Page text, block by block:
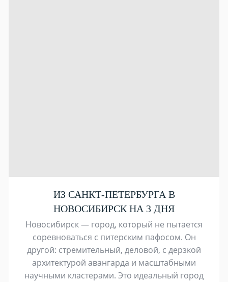
ИЗ САНКТ-ПЕТЕРБУРГА В
НОВОСИБИРСК НА 3 ДНЯ
Новосибирск — город, который не пытается
соревноваться с питерским пафосом. Он
другой: стремительный, деловой, с дерзкой
архитектурой авангарда и масштабными
научными кластерами. Это идеальный город